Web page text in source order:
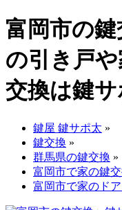
富岡市の
の引き戸
交換は鍵サ
鍵屋 鍵サポ太 »
鍵交換 »
群馬県の鍵交換 »
富岡市で家の鍵
富岡市で家のド